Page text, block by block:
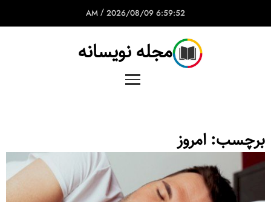
6:59:52 AM
/ 2026/08/09
مجله نویسانه
برچسب: امروز